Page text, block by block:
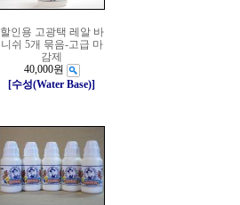
할인용 고광택 레알 바
니쉬 5개 묶음-고급 마
감제
40,000원
[수성(Water Base)]